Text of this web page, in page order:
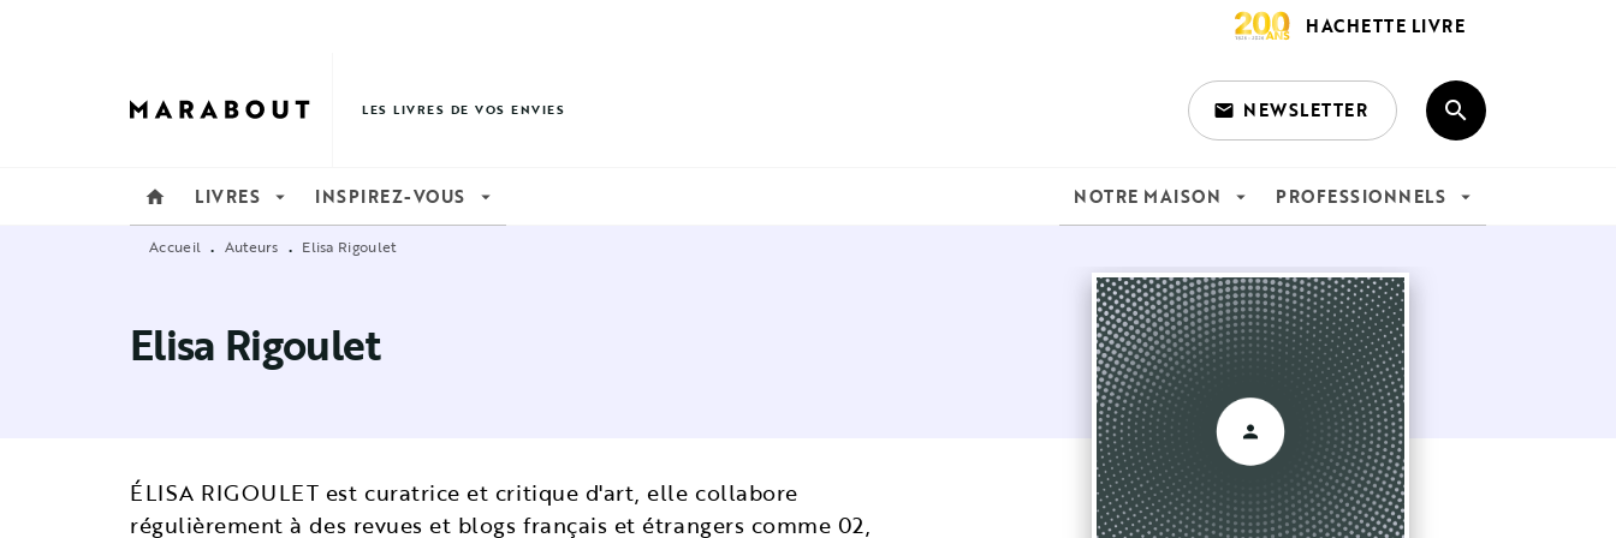
HACHETTE LIVRE
LES LIVRES DE VOS ENVIES email NEWSLETTER search
home LIVRES arrow_drop_down INSPIREZ-VOUS arrow_drop_down NOTRE MAISON arrow_drop_down PROFESSIONNELS arrow_drop_down
Accueil • Auteurs • Elisa Rigoulet
Elisa Rigoulet
ÉLISA RIGOULET est curatrice et critique d'art, elle collabore
régulièrement à des revues et blogs français et étrangers comme 02,